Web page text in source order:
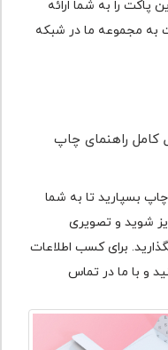
پاکت را به شما ارائه
به مجموعه ما در شبکه
راهنمای چاپ
بسپارید تا به شما
شوید و تصویری
برای کسب اطلاعات
و با ما در تماس